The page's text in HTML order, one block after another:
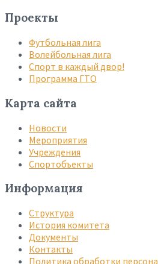
Проекты
Футбольная лига
Волейбольная лига
Спорт в каждый двор!
Программа ГТО
Карта сайта
Новости
Мероприятия
Учреждения
Спортобъекты
Информация
Структура
История комитета
Документы
Контакты
Политика обработки